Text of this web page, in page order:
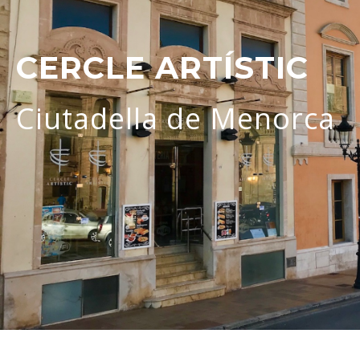
CERCLE ARTÍSTIC
Ciutadella de Menorca